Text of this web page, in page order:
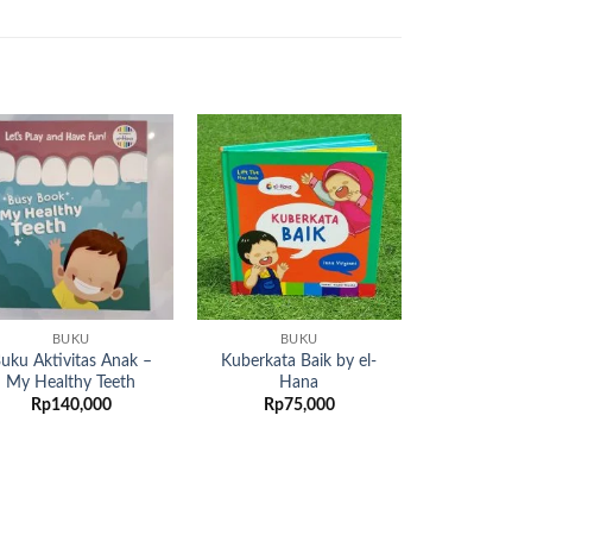
Add to
BUKU
Aktivitas Anak –
My Healthy Teeth
Rp140,000
Add to
wishlist
BUKU
Kuberkata Baik by el-
Hana
Rp75,000